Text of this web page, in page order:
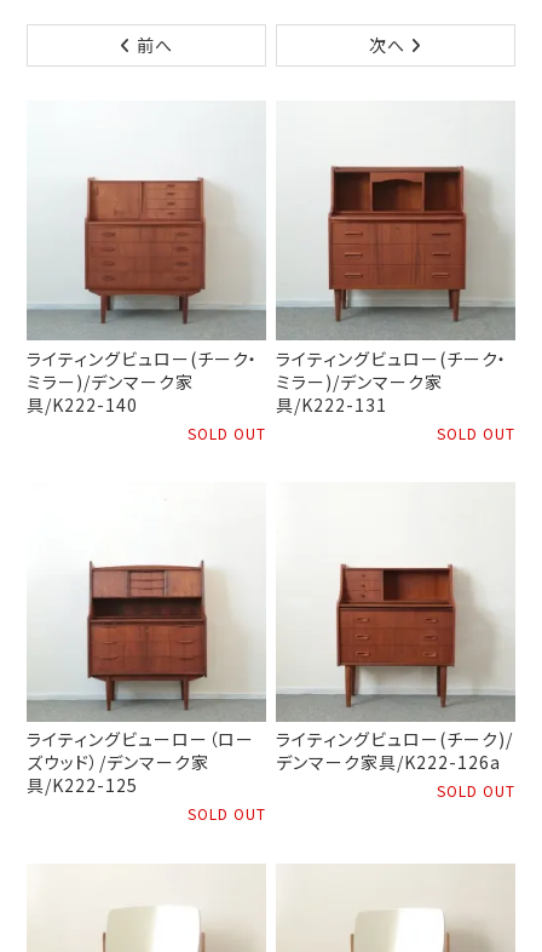
前へ 次へ
ライティングビュロー(チーク・
ミラー)/デンマーク家
具/K222-140
SOLD OUT
ライティングビュロー(チーク・
ミラー)/デンマーク家
具/K222-131
SOLD OUT
ライティングビューロー（ロー
ズウッド）/デンマーク家
具/K222-125
SOLD OUT
ライティングビュロー(チーク)/
デンマーク家具/K222-126a
SOLD OUT